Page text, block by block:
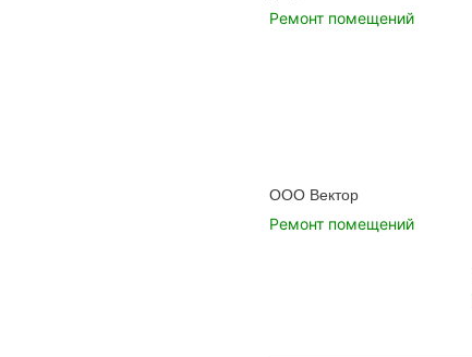
Ремонт помещений
ООО Вектор
Ремонт помещений